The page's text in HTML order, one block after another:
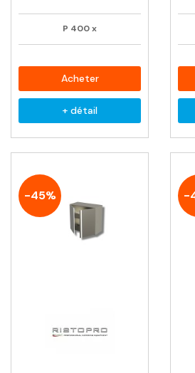
P 400x
Acheter
+ détail
-45% -